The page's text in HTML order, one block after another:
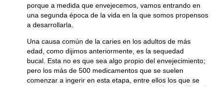
porque a medida que envejecemos, vamos entrando en
una segunda época de la vida en la que somos propensos
a desarrollarla.
Una causa común de la caries en los adultos de más
edad, como dijimos anteriormente, es la sequedad
bucal. Esta no es que sea algo propio del envejecimiento;
pero los más de 500 medicamentos que se suelen
comenzar a ingerir en esta etapa, entre ellos los que se